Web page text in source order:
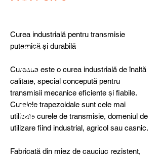
Curea industrială pentru transmisie
puternică și durabilă
Cureaua este o curea industrială de înaltă
calitate, special concepută pentru
transmisii mecanice eficiente și fiabile.
Curelele trapezoidale sunt cele mai
utilizate curele de transmisie, domeniul de
utilizare fiind industrial, agricol sau casnic.
Fabricată din miez de cauciuc rezistent,
produ
cts or
ltancy
we are
here
to
help
you!